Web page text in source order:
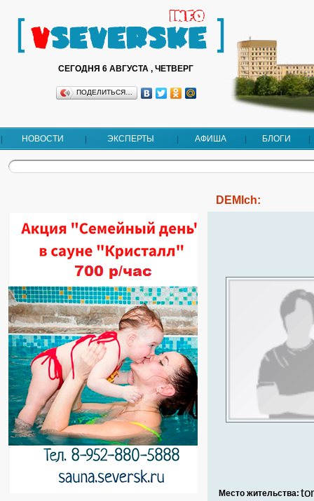
СЕГОДНЯ 6 АВГУСТА , ЧЕТВЕРГ
ПОДЕЛИТЬСЯ…
НОВОСТИ ЭКСПЕРТЫ АФИША БЛОГИ
DEMIch:
Место жительства: